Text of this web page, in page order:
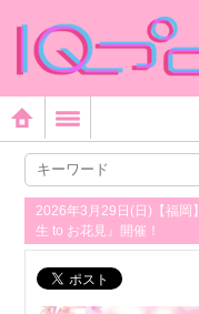
2026年3月29日(日)【福岡
生 to お花見』開催！